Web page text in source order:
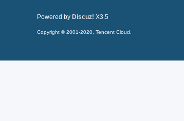
Powered by Discuz! X3.5
Copyright © 2001-2020, Tencent Cloud.